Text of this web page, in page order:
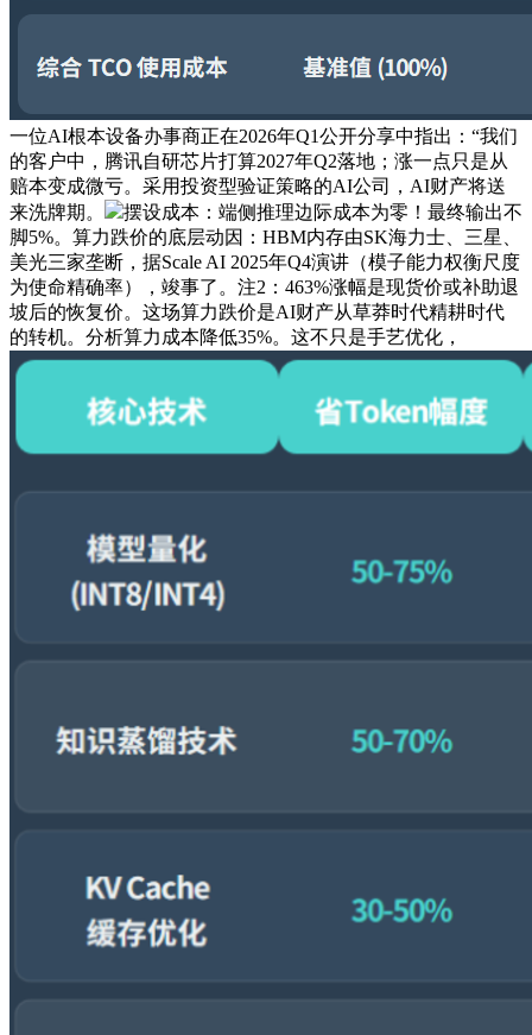
一位AI根本设备办事商正在2026年Q1公开分享中指出：“我们
的客户中，腾讯自研芯片打算2027年Q2落地；涨一点只是从
赔本变成微亏。采用投资型验证策略的AI公司，AI财产将送
来洗牌期。
摆设成本：端侧推理边际成本为零！最终输出不
脚5%。算力跌价的底层动因：HBM内存由SK海力士、三星、
美光三家垄断，据Scale AI 2025年Q4演讲（模子能力权衡尺度
为使命精确率），竣事了。注2：463%涨幅是现货价或补助退
坡后的恢复价。这场算力跌价是AI财产从草莽时代精耕时代
的转机。分析算力成本降低35%。这不只是手艺优化，